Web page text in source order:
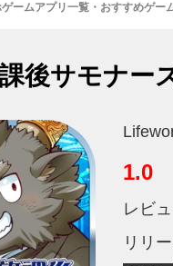
ゲームアプリ一覧・おすすめゲー
後サモナー
1.0
レビ
リリ